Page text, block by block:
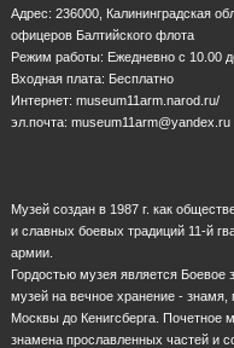
Адрес: 236000, Калининградская
офицеров Балтийского флота
Режим работы: Ежедневно с 10.00
Входная плата: Бесплатно
Интернет: museum11arm.narod.ru/
эл.почта: museum11arm@yandex.ru
Музей создан в 1987 г. как
и славных боевых традиций 11-й
армии.
Гордостью музея является Боевое
музей на вечное хранение -
Москвы до Кенигсберга. Почетное
знамена прославленных частей и